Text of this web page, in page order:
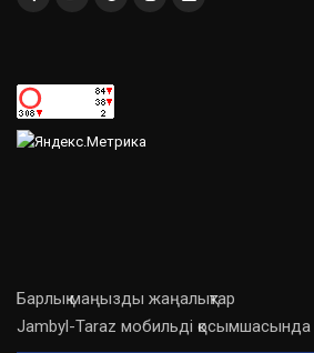
Барлық маңызды жаңалықтар
Jambyl-Taraz мобильді қосымшасында